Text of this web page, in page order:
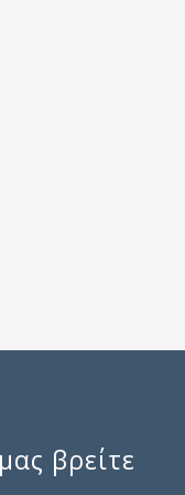
βρείτε